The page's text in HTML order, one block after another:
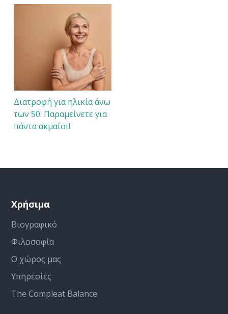
Διατροφή για ηλικία άνω
των 50: Παραμείνετε για
πάντα ακμαίοι!
Χρήσιμα
Βιογραφικό
Φιλοσοφία
Ο χώρος μας
Υπηρεσίες
The Compleat Balance